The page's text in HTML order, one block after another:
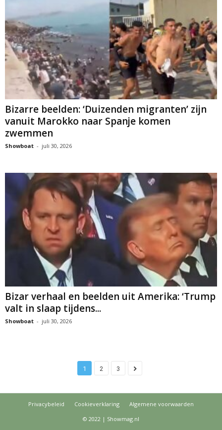
Bizarre beelden: ‘Duizenden migranten’ zijn
vanuit Marokko naar Spanje komen
zwemmen
Showboat - juli 30, 2026
Bizar verhaal en beelden uit Amerika: ‘Trump
valt in slaap tijdens...
Showboat - juli 30, 2026
1 2 3
Privacybeleid Cookieverklaring
Algemene voorwaarden
© 2022 | Showmag.nl